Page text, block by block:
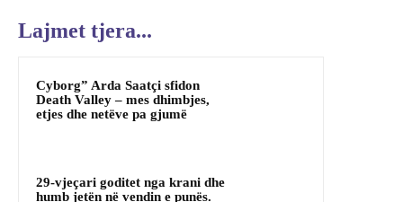
Lajmet tjera...
Cyborg” Arda Saatçi sfidon
Death Valley – mes dhimbjes,
etjes dhe netëve pa gjumë
29-vjeçari goditet nga krani dhe
humb jetën në vendin e punës.